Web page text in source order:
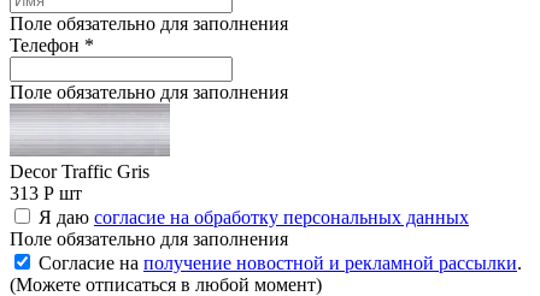
Поле обязательно для заполнения
Телефон *
Поле обязательно для заполнения
Decor Traffic Gris
313 Р шт
Я даю согласие на обработку персональных данных
Поле обязательно для заполнения
Согласие на получение новостной и рекламной рассылки.
(Можете отписаться в любой момент)